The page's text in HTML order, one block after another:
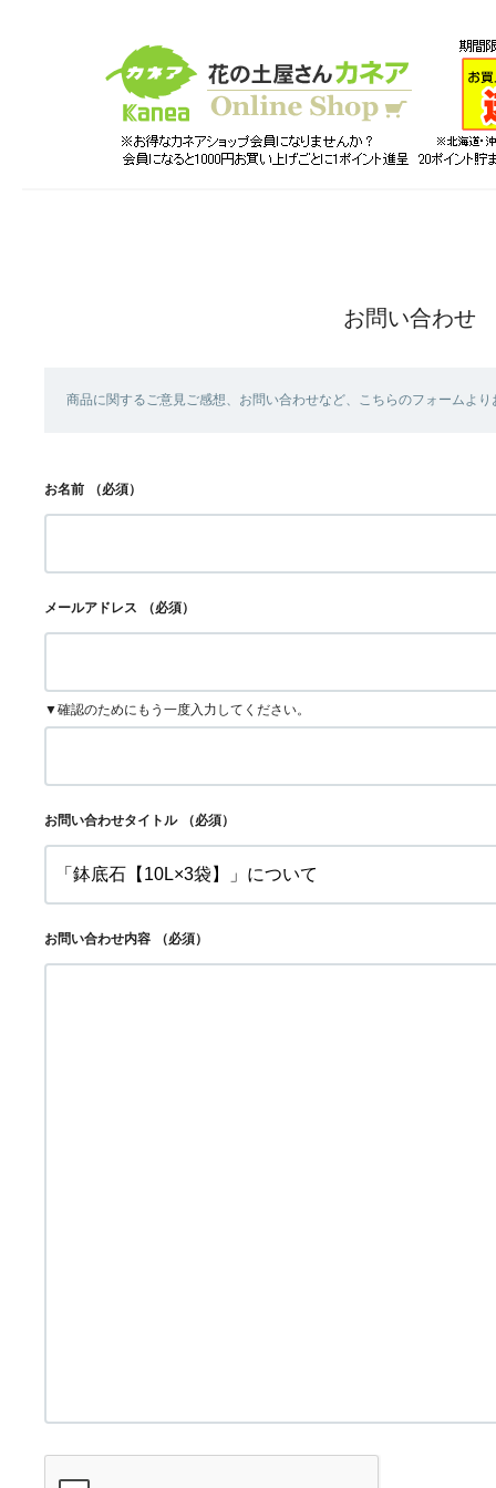
お問い合わせ
商品に関するご意見ご感想、お問い合わせなど、こちらのフォームよ
お名前 （必須）
メールアドレス （必須）
▼確認のためにもう一度入力してください。
お問い合わせタイトル （必須）
お問い合わせ内容 （必須）